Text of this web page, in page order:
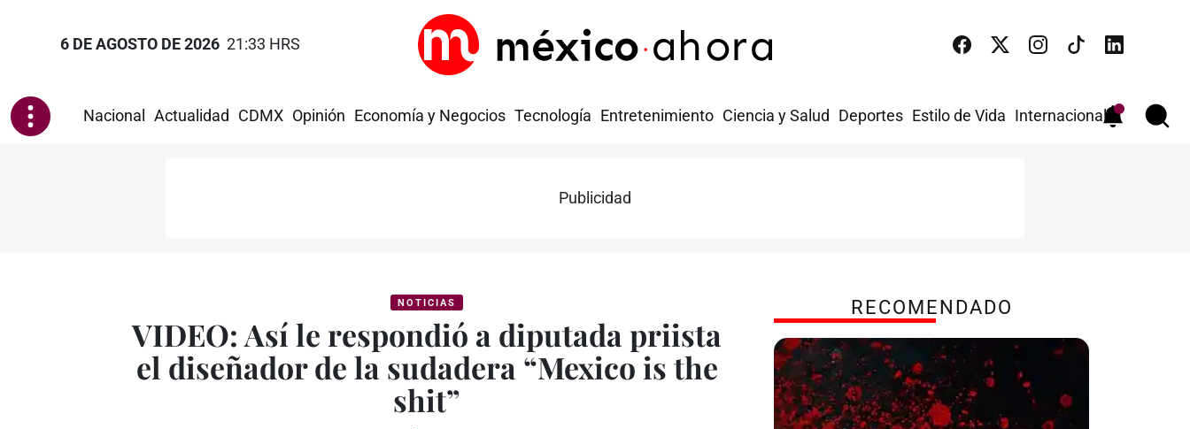
6 DE AGOSTO DE 2026 21:33 HRS
Nacional Actualidad CDMX Opinión Economía y Negocios Tecnología Entretenimiento Ciencia y Salud Deportes Estilo de Vida Internacional
Publicidad
NOTICIAS
VIDEO: Así le respondió a diputada priista
el diseñador de la sudadera “Mexico is the
shit”
RECOMENDADO